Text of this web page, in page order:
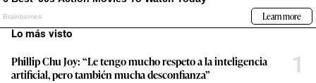
Lo más visto
Phillip Chu Joy: “Le tengo mucho respeto a la inteligencia
artificial, pero también mucha desconfianza”
1